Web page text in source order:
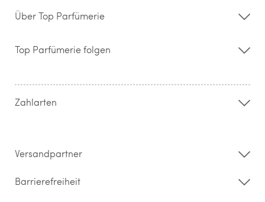
Über Top Parfümerie
Storefinder
Kontakt
Widerrufsrecht & Rückgabebedingungen
Top Parfümerie folgen
Zahlarten
Versandpartner
Barrierefreiheit